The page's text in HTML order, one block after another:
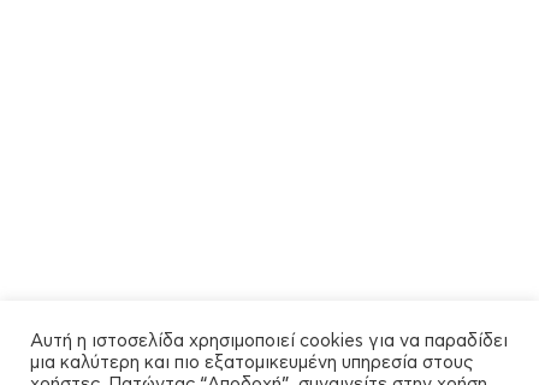
Αυτή η ιστοσελίδα χρησιμοποιεί cookies για να παραδίδει
μια καλύτερη και πιο εξατομικευμένη υπηρεσία στους